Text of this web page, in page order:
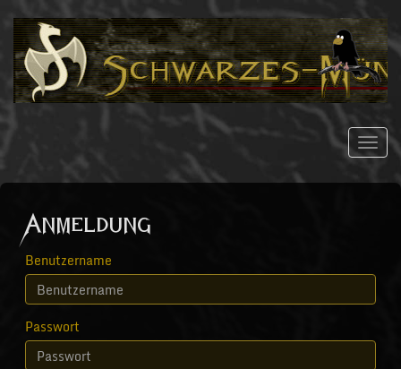
ein/
Anmeldung
Benutzername
Passwort